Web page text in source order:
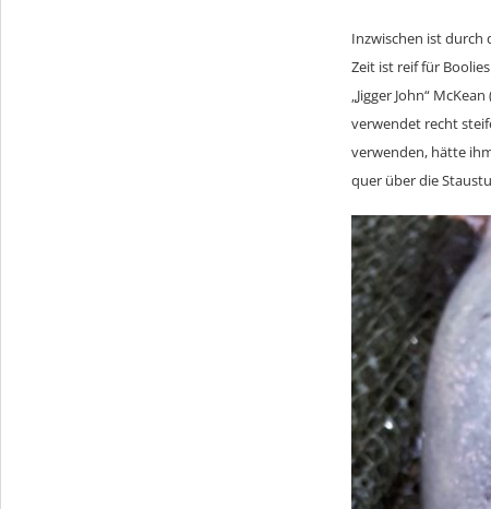
Inzwischen ist durch
Zeit ist reif für
„Jigger John“ McKean
verwendet recht
verwenden, hätte
quer über die